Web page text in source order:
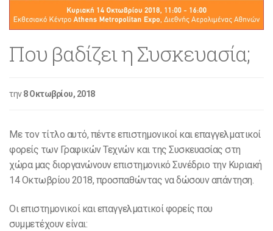
Που βαδίζει η Συσκευασία;
την8 Οκτωβρίου, 2018
Με τον τίτλο αυτό, πέντε επιστημονικοί και επαγγελματικοί
φορείς των Γραφικών Τεχνών και της Συσκευασίας στη
χώρα μας διοργανώνουν επιστημονικό Συνέδριο την Κυριακή
14 Οκτωβρίου 2018, προσπαθώντας να δώσουν απάντηση.
Οι επιστημονικοί και επαγγελματικοί φορείς που
συμμετέχουν είναι: